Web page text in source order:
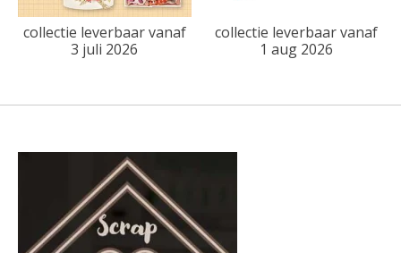
collectie leverbaar vanaf
3 juli 2026
collectie leverbaar vanaf
1 aug 2026